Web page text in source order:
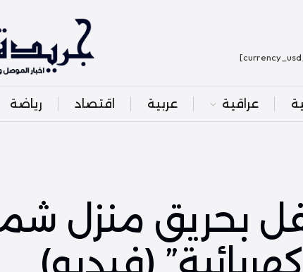
عراقية عربية اقتصاد رياضة
بحريق منزل
(فيديو)